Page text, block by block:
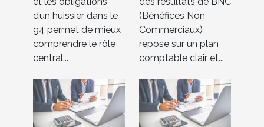
d'un
huissier
dans le 94 ?
d’un huissier dans le
94 permet de mieux
comprendre le rôle
central...
Compta 4
You
s’occupe de
tout !
(Bénéfices Non
Commerciaux)
repose sur un plan
comptable clair et...